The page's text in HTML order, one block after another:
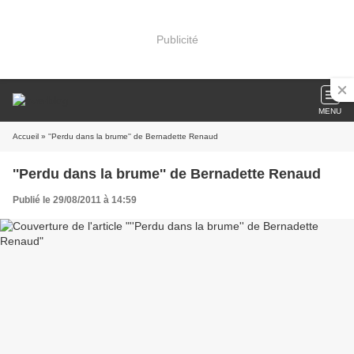
Publicité
MENU
Accueil » ''Perdu dans la brume'' de Bernadette Renaud
''Perdu dans la brume'' de Bernadette Renaud
Publié le 29/08/2011 à 14:59